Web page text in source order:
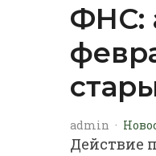
ФНС:
admin ·
Действие